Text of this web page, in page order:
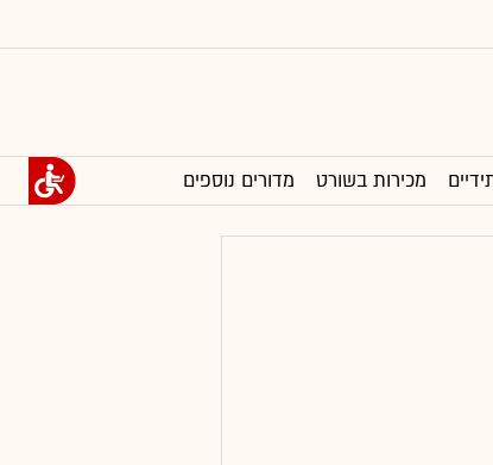
מכירות בשורט מדורים נוספים